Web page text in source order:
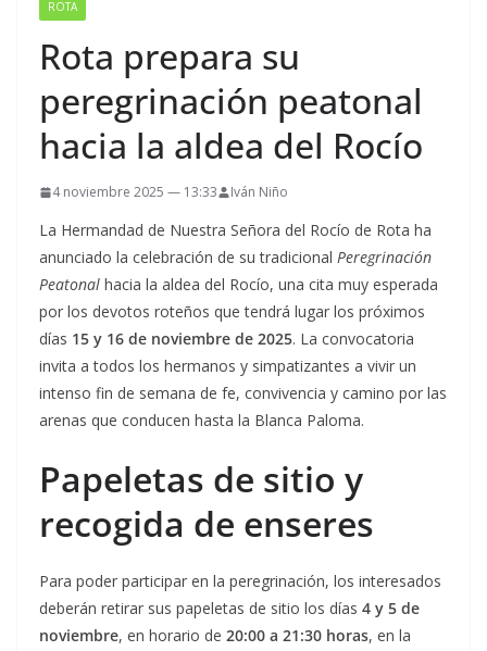
ROTA
Rota prepara su
peregrinación peatonal
hacia la aldea del Rocío
4 noviembre 2025 — 13:33 Iván Niño
La Hermandad de Nuestra Señora del Rocío de Rota ha
anunciado la celebración de su tradicional Peregrinación
Peatonal hacia la aldea del Rocío, una cita muy esperada
por los devotos roteños que tendrá lugar los próximos
días 15 y 16 de noviembre de 2025. La convocatoria
invita a todos los hermanos y simpatizantes a vivir un
intenso fin de semana de fe, convivencia y camino por las
arenas que conducen hasta la Blanca Paloma.
Papeletas de sitio y
recogida de enseres
Para poder participar en la peregrinación, los interesados
deberán retirar sus papeletas de sitio los días 4 y 5 de
noviembre, en horario de 20:00 a 21:30 horas, en la